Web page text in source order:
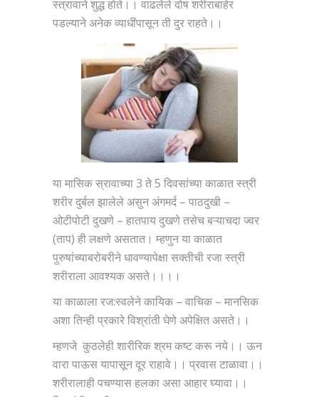
स्त्रावाने शुद्ध होते।। वाढलेले दोष शरीराबाहेर
पडल्याने अनेक व्याधींपासून ती दुर राहते।।
या मासिक स्रावाच्या 3 ते 5 दिवसांच्या काळात स्त्री
शरीर दुर्बल झालेले असुन अंगमर्द – पाठदुखी –
ओटीपोटी दुखणे – हातपाय दुखणे तसेच बऱ्याचदा ज्वर
(ताप) ही लक्षणे असतात। म्हणुन या काळात
पुरुषांच्याबरोबरीने धावण्यापेक्षा सक्तीची रजा स्त्री
शरीराला आवश्यक असते।।।।
या काळाला रज:स्वलेने कायिक – वाचिक – मानसिक
अशा तिन्ही प्रकारे विश्रांती घेणे अपेक्षित असते।।
म्हणजे कुठलेही शारीरिक श्रम कष्ट करू नये।। ऊन
वारा पाऊस यापासून दूर राहावे।। प्रवास टाळावा।।
शरीरालाही पचण्यास हलका असा आहार घ्यावा।।